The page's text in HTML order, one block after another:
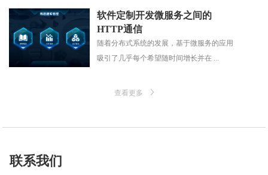
软件定制开发微服务之间的
HTTP通信
随着分布式系统的发展，基于微服务的应用
吸引了几乎每个希望随时间增长并在 ...
查看更多
联系我们